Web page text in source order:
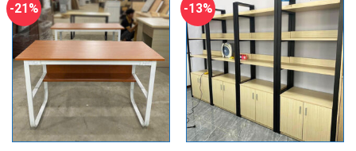
-21% -13%